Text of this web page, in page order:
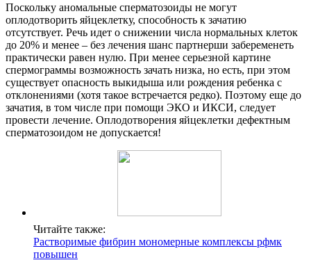
Поскольку аномальные сперматозоиды не могут
оплодотворить яйцеклетку, способность к зачатию
отсутствует. Речь идет о снижении числа нормальных клеток
до 20% и менее – без лечения шанс партнерши забеременеть
практически равен нулю. При менее серьезной картине
спермограммы возможность зачать низка, но есть, при этом
существует опасность выкидыша или рождения ребенка с
отклонениями (хотя такое встречается редко). Поэтому еще до
зачатия, в том числе при помощи ЭКО и ИКСИ, следует
провести лечение. Оплодотворения яйцеклетки дефектным
сперматозоидом не допускается!
Читайте также:
Растворимые фибрин мономерные комплексы рфмк
повышен